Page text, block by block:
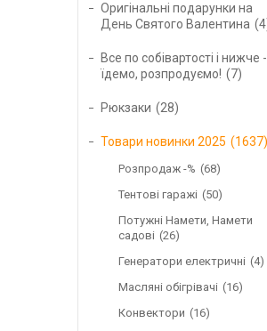
Оригінальні подарунки на
День Святого Валентина
4
Все по собівартості і нижче -
їдемо, розпродуємо!
7
Рюкзаки 28
Товари новинки 2025 1637
Розпродаж -%
68
Тентові гаражі
50
Потужні Намети, Намети
садові
26
Генератори електричні
4
Масляні обігрівачі
16
Конвектори
16